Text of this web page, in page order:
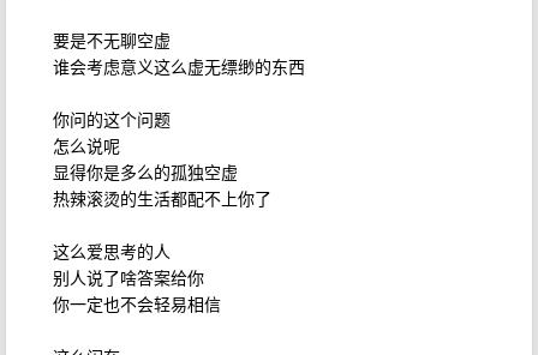
要是不无聊空虚
谁会考虑意义这么虚无缥缈的东西
你问的这个问题
怎么说呢
显得你是多么的孤独空虚
热辣滚烫的生活都配不上你了
这么爱思考的人
别人说了啥答案给你
你一定也不会轻易相信